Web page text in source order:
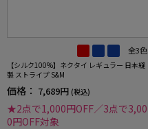
全3色
【シルク100%】ネクタイ レギュラー 日本縫
製 ストライプ S&M
価格： 7,689円 (税込)
★2点で1,000円OFF／3点で3,00
0円OFF対象